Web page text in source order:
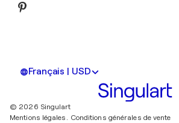
Français | USD
© 2026 Singulart
Mentions légales. Conditions générales de vente